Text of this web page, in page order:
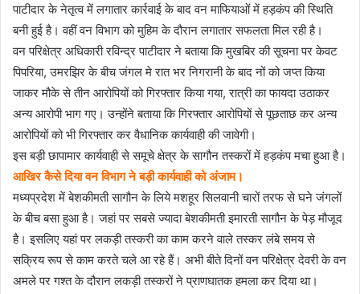
पाटीदार के नेतृत्व में लगातार कार्रवाई के बाद वन माफियाओं में हड़कंप की स्थिति
बनी हुई है। वहीं वन विभाग को मुहिम के दौरान लगातार सफलता मिल रही है।
वन परिक्षेत्र अधिकारी रविन्द्र पाटीदार ने बताया कि मुखबिर की सूचना पर केवट
पिपरिया, उमरझिर के बीच जंगल मे रात भर निगरानी के बाद नों को जप्त किया
जाकर मौके से तीन आरोपियों को गिरफ्तार किया गया, रात्री का फायदा उठाकर
अन्य आरोपी भाग गए। उन्होंने बताया कि गिरफ्तार आरोपियों से पूछताछ कर अन्य
आरोपियों को भी गिरफ्तार कर वैधानिक कार्यवाही की जावेगी।
इस बड़ी छापामार कार्यवाही से समूचे क्षेत्र के सागौन तस्करों में हड़कंप मचा हुआ है।
आखिर कैसे दिया वन विभाग ने बड़ी कार्यवाही को अंजाम।
मध्यप्रदेश में बेशकीमती सागौन के लिये मशहूर सिलवानी चारों तरफ से घने जंगलों
के बीच बसा हुआ है। जहां पर सबसे ज्यादा बेशकीमती इमारती सागौन के पेड़ मौजूद
है। इसलिए यहां पर लकड़ी तस्करी का काम करने वाले तस्कर लंबे समय से
सक्रिय रूप से काम करते चले आ रहे हैं। अभी बीते दिनों वन परिक्षेत्र देवरी के वन
अमले पर गश्त के दौरान लकड़ी तस्करों ने प्राणघातक हमला कर दिया था।